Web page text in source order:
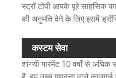
स्ट्रॉ टोपी आपके पूरे साहसिक
की अनुमति देने के लिए इसमें
कस्टम सेवा
शांगयी गारमेंट 10 वर्षों से अधिक